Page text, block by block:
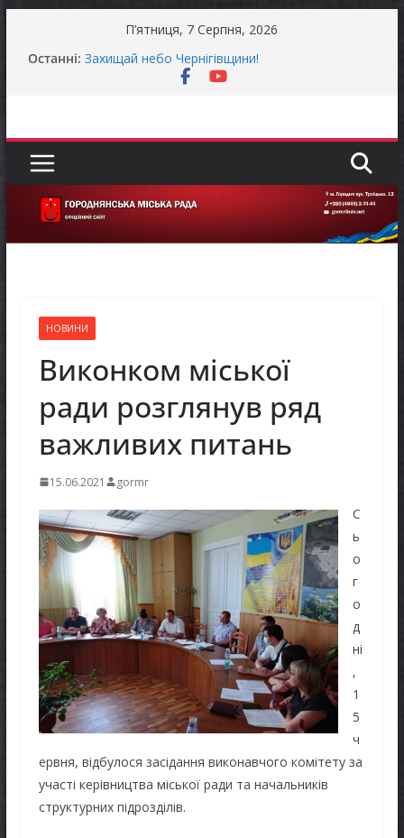
П’ятниця, 7 Серпня, 2026
Останні: Захищай небо Чернігівщини!
Батьки майбутніх першокласників уже можуть
Як отримати компенсацію за товари, придбані
Уповноважений Верховної Ради України з
прав людини проводить опитування щодо
реалізації права осіб з інвалідністю на працю
НОВИНИ
Виконком міської
ради розглянув ряд
важливих питань
15.06.2021 gormr
С
ь
о
г
о
д
ні
,
1
5
ч
ервня, відбулося засідання виконавчого комітету за
участі керівництва міської ради та начальників
структурних підрозділів.